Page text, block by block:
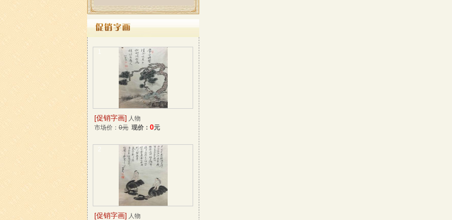
[促销字画] 人物
市场价： 0元 现价： 0元
[促销字画] 人物